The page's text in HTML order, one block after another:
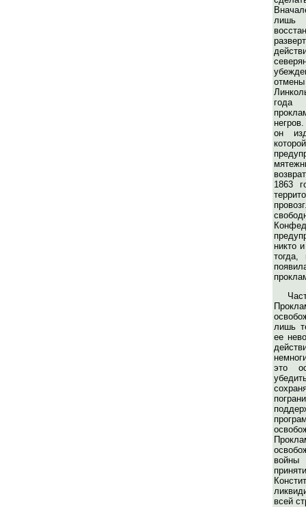
года
он
1863
никто
лишь
ее
это
войны
всей